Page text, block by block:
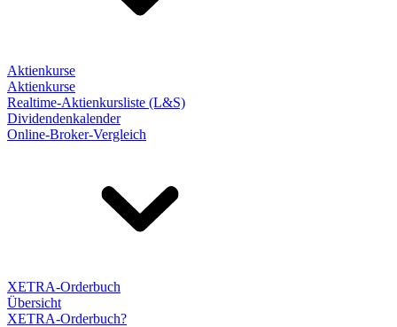
Aktienkurse
Aktienkurse
Realtime-Aktienkursliste (L&S)
Dividendenkalender
Online-Broker-Vergleich
XETRA-Orderbuch
Übersicht
XETRA-Orderbuch?